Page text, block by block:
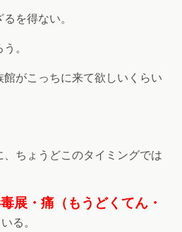
を得ない。
。
がこっちに来て欲しいくらい
、ちょうどこのタイミングでは
展・痛（もうどくてん・
る。